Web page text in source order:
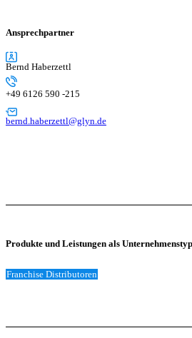
Ansprechpartner
Bernd Haberzettl
+49 6126 590 -215
bernd.haberzettl@glyn.de
Produkte und Leistungen als
Franchise Distributoren